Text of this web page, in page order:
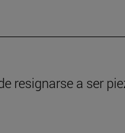
resignarse a ser